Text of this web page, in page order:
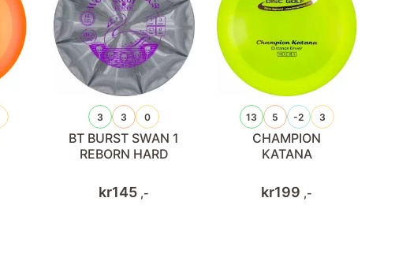
3 3 0
BT BURST SWAN 1
REBORN HARD
kr145 ,-
13 5 -2 3
CHAMPION
KATANA
kr199 ,-